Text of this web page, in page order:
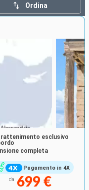
Ordina
Pagamento in 4X
esclusivo
completa
da 699 €